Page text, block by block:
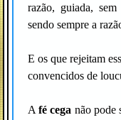
razão, guiada,
sendo sempre a
E os que rejeitam
convencidos de
Afé cega não pode